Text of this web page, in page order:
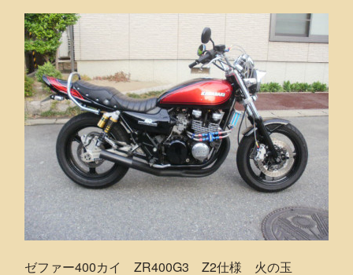
ゼファー400カイ ZR400G3 Z2仕様 火の玉